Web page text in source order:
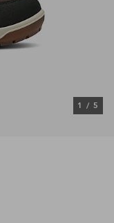
1 / 5